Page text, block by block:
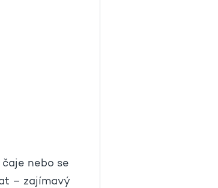
nebo se
– zajímavý